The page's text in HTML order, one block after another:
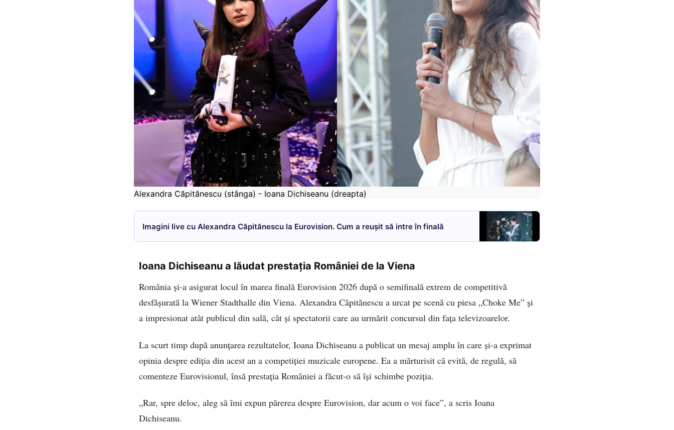
Alexandra Căpitănescu (stânga) - Ioana Dichiseanu (dreapta)
Imagini live cu Alexandra Căpitănescu la Eurovision. Cum a reușit să intre în finală
Ioana Dichiseanu a lăudat prestația României de la Viena
România și-a asigurat locul în marea finală Eurovision 2026 după o semifinală extrem de competitivă
desfășurată la Wiener Stadthalle din Viena. Alexandra Căpitănescu a urcat pe scenă cu piesa „Choke Me” și
a impresionat atât publicul din sală, cât și spectatorii care au urmărit concursul din fața televizoarelor.
La scurt timp după anunțarea rezultatelor, Ioana Dichiseanu a publicat un mesaj amplu în care și-a exprimat
opinia despre ediția din acest an a competiției muzicale europene. Ea a mărturisit că evită, de regulă, să
comenteze Eurovisionul, însă prestația României a făcut-o să își schimbe poziția.
„Rar, spre deloc, aleg să îmi expun părerea despre Eurovision, dar acum o voi face”, a scris Ioana
Dichiseanu.